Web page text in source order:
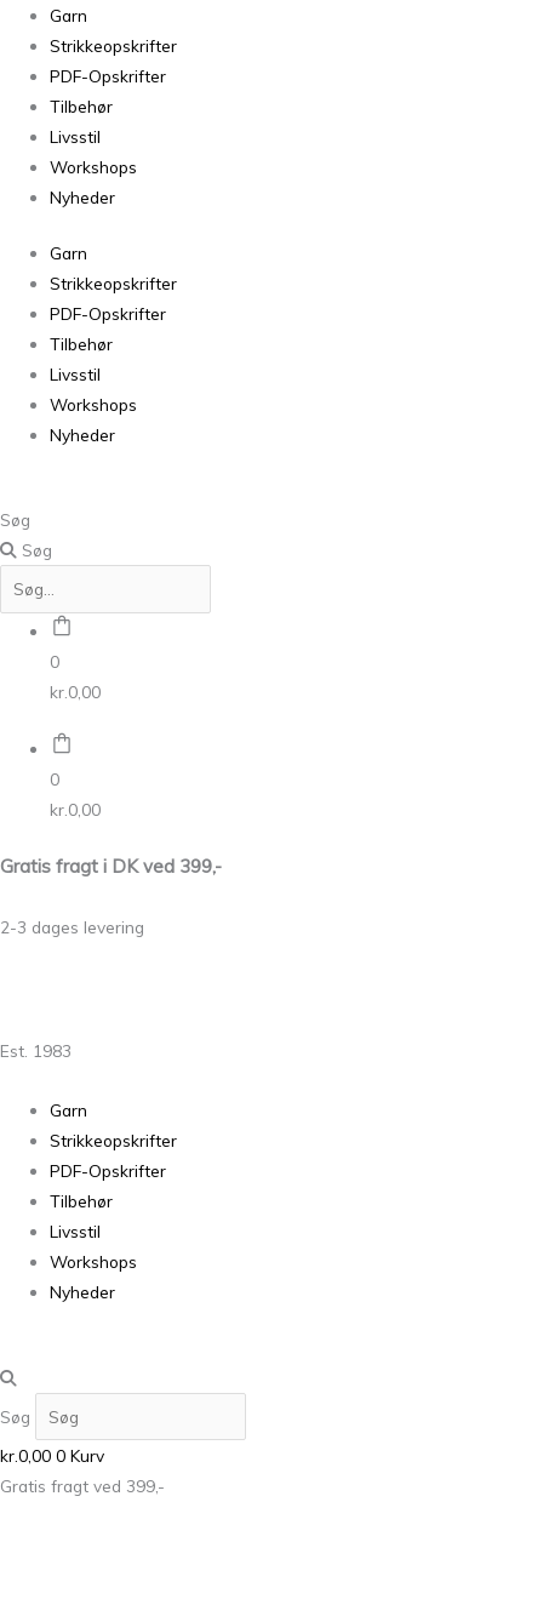
Garn
Strikkeopskrifter
PDF-Opskrifter
Tilbehør
Livsstil
Workshops
Nyheder
Garn
Strikkeopskrifter
PDF-Opskrifter
Tilbehør
Livsstil
Workshops
Nyheder
Søg
Søg
0
kr. 0,00
0
kr. 0,00
Gratis fragt i DK ved 399,-
2-3 dages levering
Est. 1983
Garn
Strikkeopskrifter
PDF-Opskrifter
Tilbehør
Livsstil
Workshops
Nyheder
Søg
kr.0,00 0 Kurv
Gratis fragt ved 399,-
Paia
Unicorn
Shimmer
antal